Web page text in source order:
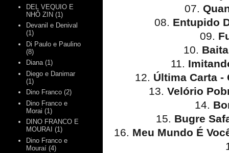
07.
08. Entupido
09.
10.
11.
12. Última Carta -
13. Velório
14.
15. Bugre
16. Meu Mundo É
DEL VEQUIO E
NHÔ ZIN (1)
Devanil e Denival
(1)
Di Paulo e Paulino
(8)
Diana (1)
Diego e Danimar
(1)
Dino Franco (2)
Dino Franco e
Morai (1)
DINO FRANCO E
MOURAI (1)
Dino Franco e
Mouraí (4)